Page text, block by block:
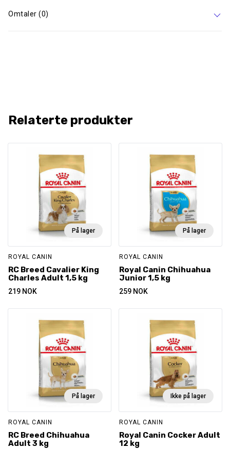
Omtaler (0)
Relaterte produkter
På lager
ROYAL CANIN
RC Breed Cavalier King
Charles Adult 1,5 kg
219 NOK
På lager
ROYAL CANIN
Royal Canin Chihuahua
Junior 1,5 kg
259 NOK
På lager
ROYAL CANIN
RC Breed Chihuahua
Adult 3 kg
Ikke på lager
ROYAL CANIN
Royal Canin Cocker Adult
12 kg